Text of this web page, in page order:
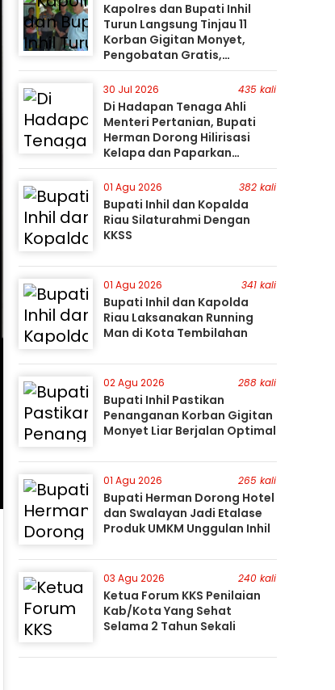
Kapolres dan Bupati Inhil
Turun Langsung Tinjau 11
Korban Gigitan Monyet,
Pengobatan Gratis,
Perburuan Terus Berlanjut
30 Jul 2026 435 kali
Di Hadapan Tenaga Ahli
Menteri Pertanian, Bupati
Herman Dorong Hilirisasi
Kelapa dan Paparkan
Besarnya Potensi Pertanian
Inhil
01 Agu 2026 382 kali
Bupati Inhil dan Kopalda
Riau Silaturahmi Dengan
KKSS
01 Agu 2026 341 kali
Bupati Inhil dan Kapolda
Riau Laksanakan Running
Man di Kota Tembilahan
02 Agu 2026 288 kali
Bupati Inhil Pastikan
Penanganan Korban Gigitan
Monyet Liar Berjalan Optimal
01 Agu 2026 265 kali
Bupati Herman Dorong Hotel
dan Swalayan Jadi Etalase
Produk UMKM Unggulan Inhil
03 Agu 2026 240 kali
Ketua Forum KKS Penilaian
Kab/Kota Yang Sehat
Selama 2 Tahun Sekali